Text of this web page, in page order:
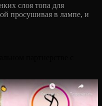
слоя топа для
просушивая в лампе, и